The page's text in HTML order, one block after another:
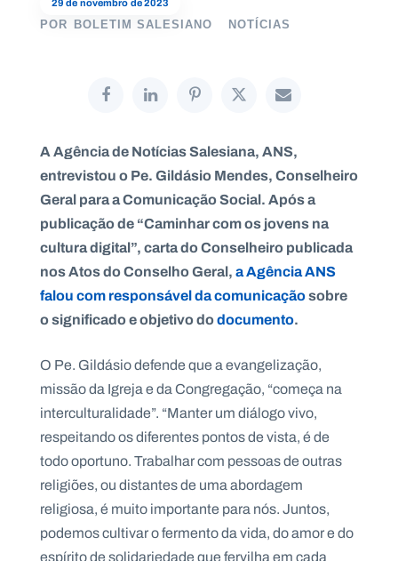
29 de novembro de 2023
POR BOLETIM SALESIANO NOTÍCIAS
A Agência de Notícias Salesiana, ANS,
entrevistou o Pe. Gildásio Mendes, Conselheiro
Geral para a Comunicação Social. Após a
publicação de “Caminhar com os jovens na
cultura digital”, carta do Conselheiro publicada
nos Atos do Conselho Geral,a Agência ANS
falou com responsável da comunicaçãosobre
o significado e objetivo dodocumento.
O Pe. Gildásio defende que a evangelização,
missão da Igreja e da Congregação, “começa na
interculturalidade”. “Manter um diálogo vivo,
respeitando os diferentes pontos de vista, é de
todo oportuno. Trabalhar com pessoas de outras
religiões, ou distantes de uma abordagem
religiosa, é muito importante para nós. Juntos,
podemos cultivar o fermento da vida, do amor e do
espírito de solidariedade que fervilha em cada
A
I
O
N
A
L
S
a
l
e
s
i
a
o
.
p
t
A
e
n
d
a
C
n
t
a
c